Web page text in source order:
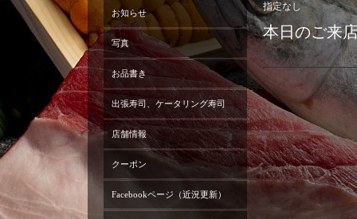
指定なし
本日のご来
お知らせ
写真
お品書き
出張寿司、ケータリング寿司
店舗情報
クーポン
Facebookページ（近況更新）